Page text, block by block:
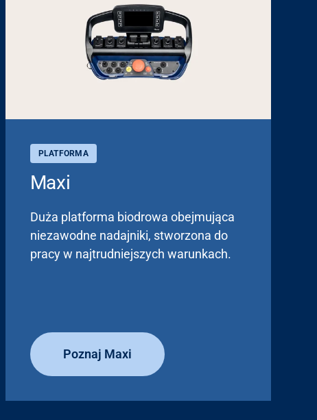
PLATFORMA
Maxi
Duża platforma biodrowa obejmująca
niezawodne nadajniki, stworzona do
pracy w najtrudniejszych warunkach.
Poznaj Maxi